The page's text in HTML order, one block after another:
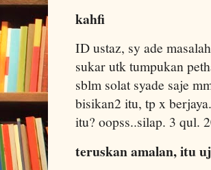
kahfi
ID ustaz, sy ade
sukar utk tumpukan
sblm solat syade saje
bisikan2 itu, tp x
itu? oopss..silap. 3 qul.
teruskan amalan, itu